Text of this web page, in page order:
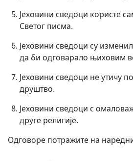
Јеховини сведоци користе
Светог писма.
Јеховини сведоци су
да би одговарало њиховим
Јеховини сведоци не утичу
друштво.
Јеховини сведоци с
друге религије.
Одговоре потражите на